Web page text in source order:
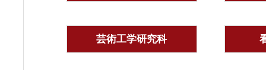
芸術工学研究科